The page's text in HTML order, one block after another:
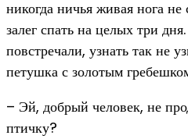
никогда ничья живая нога не
залег спать на целых три
повстречали, узнать так не
петушка с золотым
– Эй, добрый человек, не
птичку?